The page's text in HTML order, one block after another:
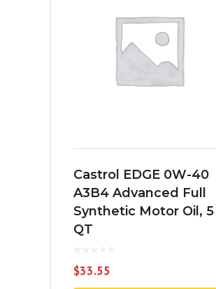
Castrol EDGE 0W-40
A3B4 Advanced Full
Synthetic Motor Oil, 5
QT
$33.55